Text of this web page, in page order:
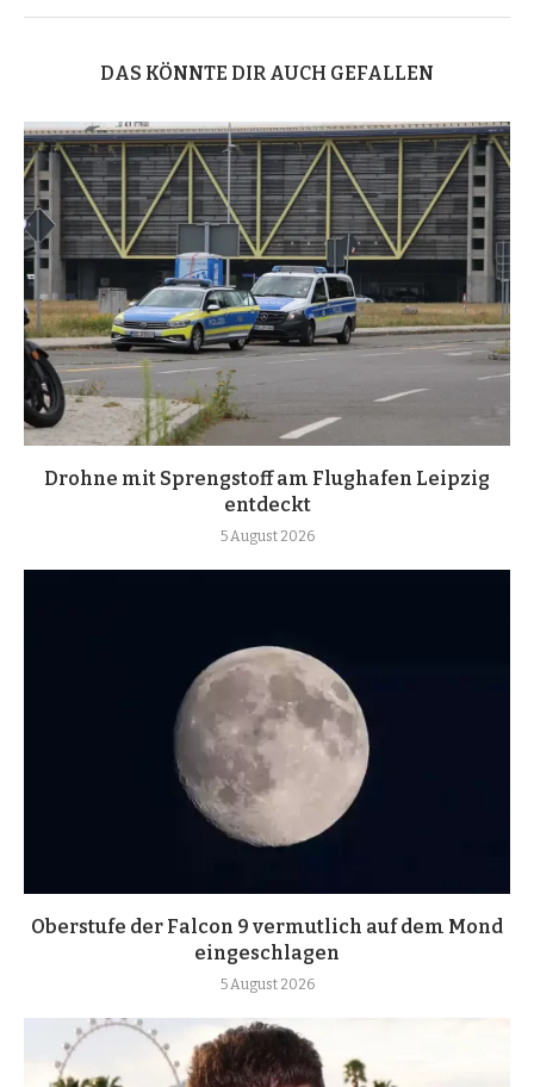
DAS KÖNNTE DIR AUCH GEFALLEN
Drohne mit Sprengstoff am Flughafen Leipzig
entdeckt
5 August 2026
Oberstufe der Falcon 9 vermutlich auf dem Mond
eingeschlagen
5 August 2026